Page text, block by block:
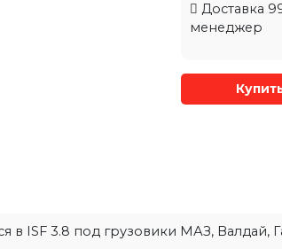
Доставка
менеджер
в ISF 3.8 под грузовики МАЗ, Валдай,